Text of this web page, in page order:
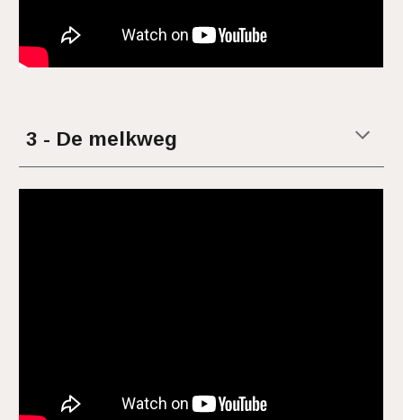
3 - De melkweg